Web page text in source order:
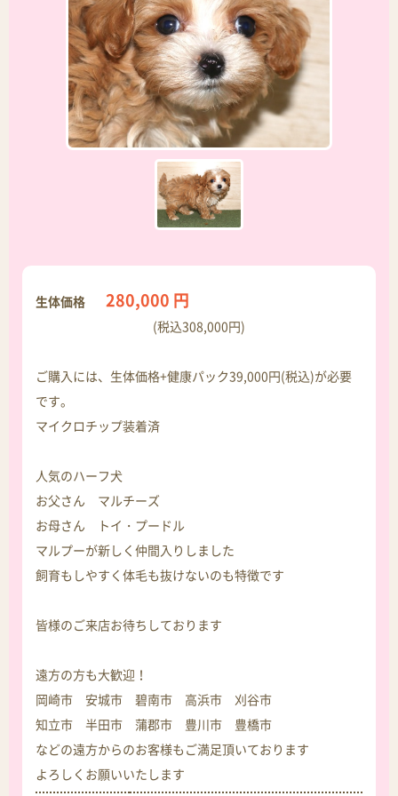
生体価格 280,000 円
(税込308,000円)
ご購入には、生体価格+健康パック39,000円(税込)が必要
です。
マイクロチップ装着済
人気のハーフ犬
お父さん マルチーズ
お母さん トイ・プードル
マルプーが新しく仲間入りしました
飼育もしやすく体毛も抜けないのも特徴です
皆様のご来店お待ちしております
遠方の方も大歓迎！
岡崎市 安城市 碧南市 高浜市 刈谷市
知立市 半田市 蒲郡市 豊川市 豊橋市
などの遠方からのお客様もご満足頂いております
よろしくお願いいたします